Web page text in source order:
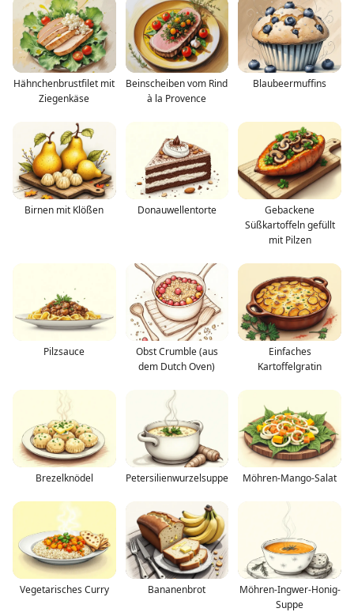
Hähnchenbrustfilet mit
Ziegenkäse
Beinscheiben vom Rind
à la Provence
Blaubeermuffins
Birnen mit Klößen Donauwellentorte
Gebackene
Süßkartoffeln gefüllt
mit Pilzen
Pilzsauce
Obst Crumble (aus
dem Dutch Oven)
Einfaches
Kartoffelgratin
Brezelknödel Petersilienwurzelsuppe Möhren-Mango-Salat
Vegetarisches Curry Bananenbrot
Möhren-Ingwer-Honig-
Suppe